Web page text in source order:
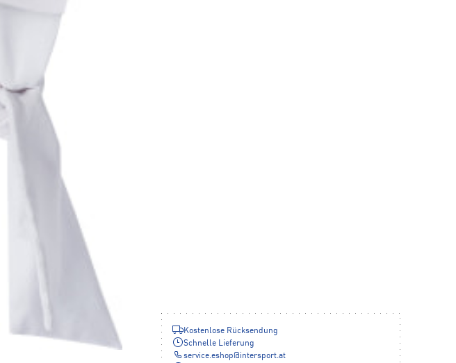
Kostenlose Rücksendung
Schnelle Lieferung
service.eshop@intersport.at